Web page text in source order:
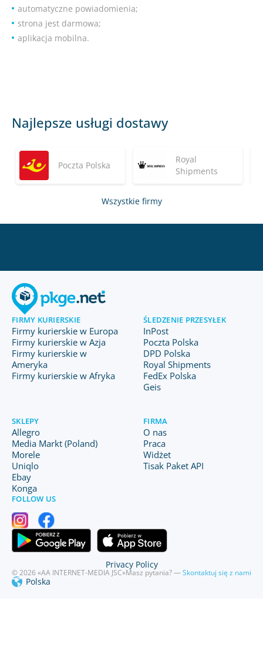
Najlepsze usługi dostawy
Poczta Polska
Royal
Shipments
Wszystkie firmy
automatyczne powiadomienia;
strona jest darmowa;
aplikacja mobilna.
FIRMY KURIERSKIE
Firmy kurierskie w Europa
Firmy kurierskie w Azja
Firmy kurierskie w
Ameryka
Firmy kurierskie w Afryka
ŚLEDZENIE PRZESYŁEK
InPost
Poczta Polska
DPD Polska
Royal Shipments
FedEx Polska
Geis
SKLEPY
Allegro
Media Markt (Poland)
Morele
Uniqlo
Ebay
Konga
FIRMA
O nas
Praca
Widżet
Tisak Paket API
FOLLOW US
© 2026 «AA INTERNET-MEDIA JSC»Masz pytania? —Skontaktuj się z nami
Polska
Privacy Policy